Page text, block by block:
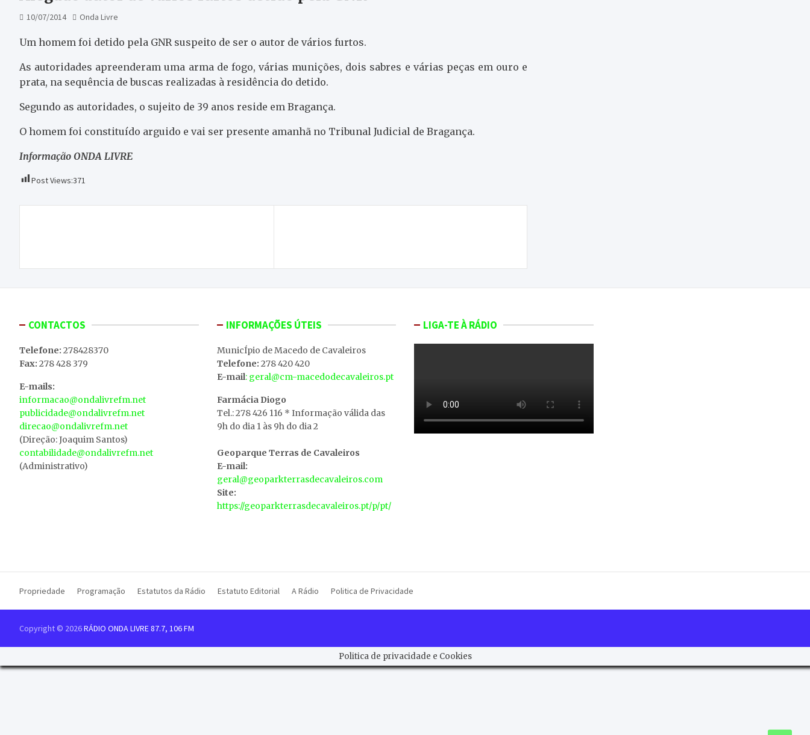
10/07/2014 Onda Livre
Um homem foi detido pela GNR suspeito de ser o autor de vários furtos.
As autoridades apreenderam uma arma de fogo, várias munições, dois sabres e várias peças em ouro e
prata, na sequência de buscas realizadas à residência do detido.
Segundo as autoridades, o sujeito de 39 anos reside em Bragança.
O homem foi constituído arguido e vai ser presente amanhã no Tribunal Judicial de Bragança.
Informação ONDA LIVRE
Post Views:371
artigos
CONTACTOS
Telefone: 278428370
Fax: 278 428 379
E-mails:
informacao@ondalivrefm.net
publicidade@ondalivrefm.net
direcao@ondalivrefm.net
(Direção: Joaquim Santos)
contabilidade@ondalivrefm.net
(Administrativo)
INFORMAÇÕES ÚTEIS
MunicÍpio de Macedo de Cavaleiros
Telefone: 278 420 420
E-mail: geral@cm-macedodecavaleiros.pt
Farmácia Diogo
Tel.: 278 426 116 * Informação válida das
9h do dia 1 às 9h do dia 2
Geoparque Terras de Cavaleiros
E-mail:
geral@geoparkterrasdecavaleiros.com
Site:
https://geoparkterrasdecavaleiros.pt/p/pt/
LIGA-TE À RÁDIO
Propriedade Programação Estatutos da Rádio Estatuto Editorial A Rádio Politica de Privacidade
Copyright © 2026RÁDIO ONDA LIVRE 87.7, 106 FM
Politica de privacidade e Cookies